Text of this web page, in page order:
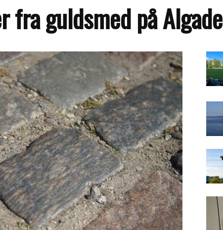
fra guldsmed på Algade